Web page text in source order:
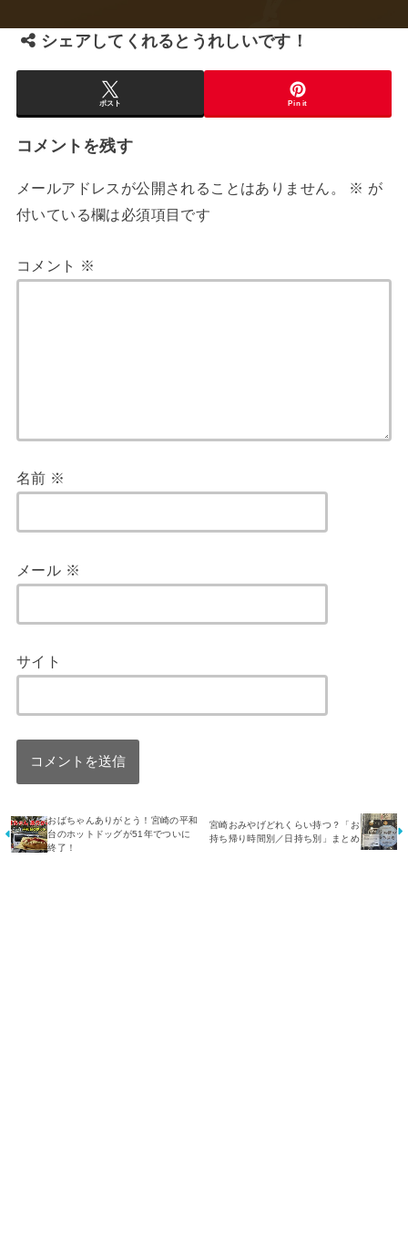
シェアしてくれるとうれしいです！
ポスト Pin it
コメントを残す
メールアドレスが公開されることはありません。 ※ が
付いている欄は必須項目です
コメント ※
名前 ※
メール ※
サイト
おばちゃんありがとう！宮崎の平和
台のホットドッグが51年でついに
終了！
宮崎おみやげどれくらい持つ？「お
持ち帰り時間別／日持ち別」まとめ